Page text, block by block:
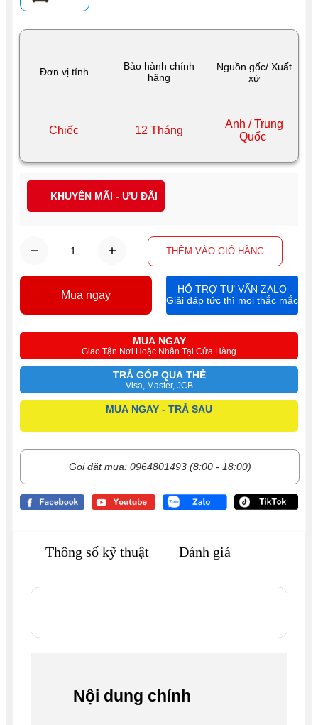
Đơn vị tính
Bảo hành chính
hãng
Nguồn gốc/ Xuất
xứ
Chiếc 12 Tháng
Anh / Trung
Quốc
THÊM VÀO GIỎ HÀNG
MUA NGAY
Giao Tận Nơi Hoặc Nhận Tại Cửa Hàng
TRẢ GÓP QUA THẺ
Visa, Master, JCB
MUA NGAY - TRẢ SAU
Gọi đặt mua: 0964801493 (8:00 - 18:00)
Mua ngay
HỖ TRỢ TƯ VẤN ZALO
Giải đáp tức thì mọi thắc mắc
KHUYẾN MÃI - ƯU ĐÃI
Thông số kỹ thuật Đánh giá
Nội dung chính